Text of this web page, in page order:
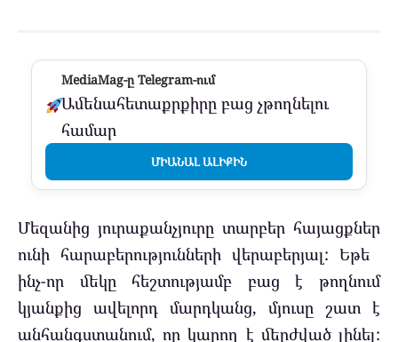
MediaMag-ը Telegram-ում
Ամենահետաքրքիրը բաց չթողնելու
համար
ՄԻԱՆԱԼ ԱԼԻՔԻՆ
Մեզանից յուրաքանչյուրը տարբեր հայացքներ
ունի հարաբերությունների վերաբերյալ: Եթե ​​
ինչ-որ մեկը հեշտությամբ բաց է թողնում
կյանքից ավելորդ մարդկանց, մյուսը շատ է
անհանգստանում, որ կարող է մերժված լինել: